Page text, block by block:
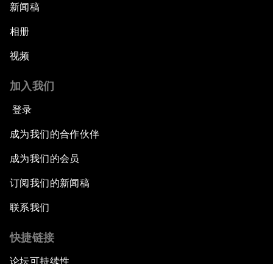
新闻稿
相册
视频
加入我们
登录
成为我们的合作伙伴
成为我们的会员
订阅我们的新闻稿
联系我们
快捷链接
论坛可持续性